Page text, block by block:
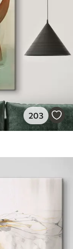
203